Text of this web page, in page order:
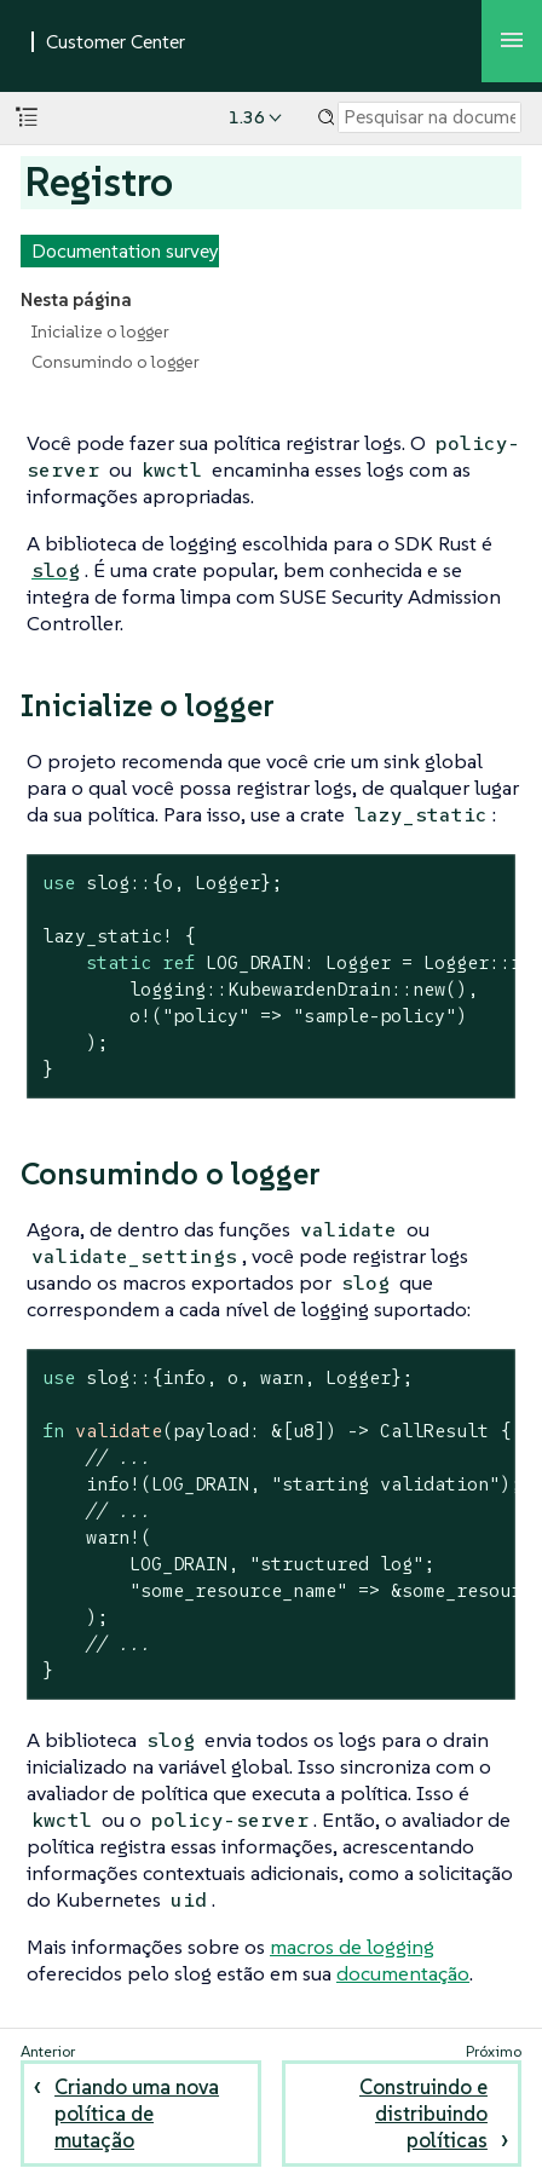
1.36
Registro
Documentation survey
Nesta página
Inicialize o logger
Consumindo o logger
Você pode fazer sua política registrar logs. O policy-
server ou kwctl encaminha esses logs com as
informações apropriadas.
A biblioteca de logging escolhida para o SDK Rust é
slog . É uma crate popular, bem conhecida e se
integra de forma limpa com SUSE Security Admission
Controller.
Inicialize o logger
O projeto recomenda que você crie um sink global
para o qual você possa registrar logs, de qualquer lugar
da sua política. Para isso, use a crate lazy_static :
use slog::{o, Logger};
lazy_static! {
static ref LOG_DRAIN: Logger =
        logging::KubewardenDrain::new(),
        o!(
"policy" => "sample-policy" )
    );
}
Consumindo o logger
Agora, de dentro das funções validate ou
validate_settings , você pode registrar logs
usando os macros exportados por slog que
correspondem a cada nível de logging suportado:
use slog::{info, o, warn, Logger};
fn validate(payload: &[u8]) -> CallResult {
// ...
    info!(LOG_DRAIN,
"starting validation" );
// ...
    warn!(
        LOG_DRAIN,
"structured log" ;
"some_resource_name" =>
    );
// ...
}
A biblioteca slog envia todos os logs para o drain
inicializado na variável global. Isso sincroniza com o
avaliador de política que executa a política. Isso é
kwctl ou o policy-server. Então, o avaliador de
política registra essas informações, acrescentando
informações contextuais adicionais, como a solicitação
do Kubernetes uid .
Mais informações sobre os macros de logging
oferecidos pelo slog estão em sua documentação.
Criando uma nova
política de
mutação
Construindo e
distribuindo
políticas